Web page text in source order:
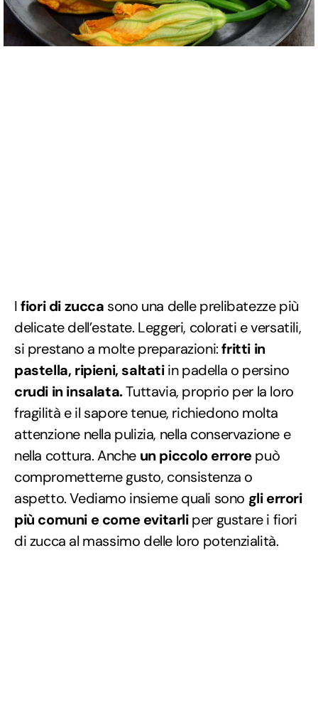
Ifiori di zucca sono una delle prelibatezze più
delicate dell’estate. Leggeri, colorati e versatili,
si prestano a molte preparazioni:fritti in
pastella, ripieni, saltatiin padella o persino
crudi in insalata.Tuttavia, proprio per la loro
fragilità e il sapore tenue, richiedono molta
attenzione nella pulizia, nella conservazione e
nella cottura. Anche un piccolo errorepuò
comprometterne gusto, consistenza o
aspetto. Vediamo insieme quali sono gli errori
più comuni e come evitarliper gustare i fiori
di zucca al massimo delle loro potenzialità.